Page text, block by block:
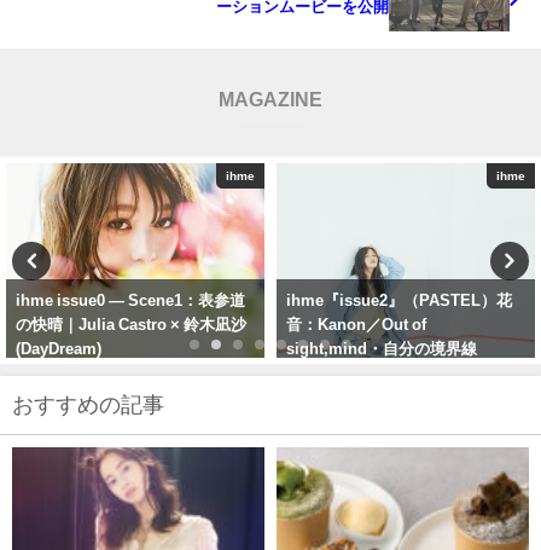
ーションムービーを公開
MAGAZINE
ihme
ihme『issue2』（PASTEL）花
音：Kanon／Out of
sight,mind・自分の境界線
ihme
【雑誌 ihme】 ihme17 bella 渡邊
璃音（STARDUST
PROMOTION）When Rion Was
There
おすすめの記事